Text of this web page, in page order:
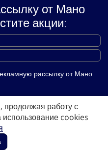
от Мано
акции:
рассылку от Мано
ЛТД. Все права защищены.
продолжая работу с
cookies